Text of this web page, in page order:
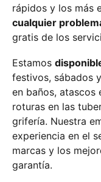
rápidos y los más
cualquier
gratis de los
Estamos
festivos, sábados
en baños, atascos
roturas en las
grifería. Nuestra
experiencia en el
marcas y los
garantía.